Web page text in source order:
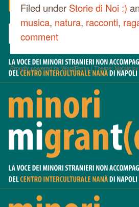
Filed under Storie di Noi :)
musica, natura, racconti,
comment
Proudly powered by WordPress|Theme: Matala